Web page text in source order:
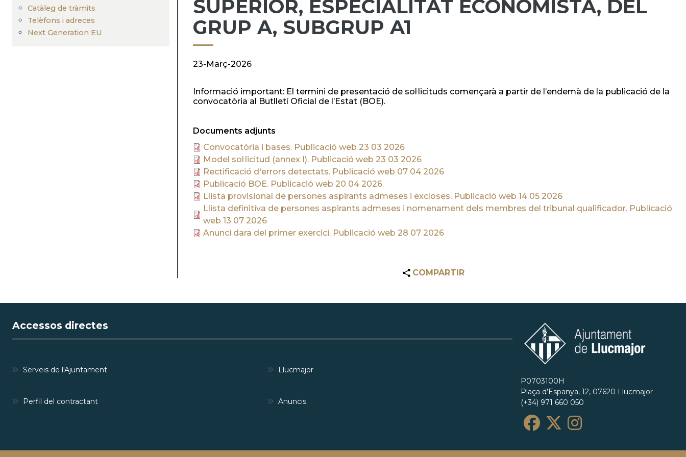
Catàleg de tràmits
Telèfons i adreces
Next Generation EU
SUPERIOR, ESPECIALITAT ECONOMISTA, DEL
GRUP A, SUBGRUP A1
23-Març-2026
Informació important: El termini de presentació de sol·licituds començarà a partir de l’endemà de la publicació de la
convocatòria al Butlletí Oficial de l’Estat (BOE).
Documents adjunts
Convocatòria i bases. Publicació web 23 03 2026
Model sol·licitud (annex I). Publicació web 23 03 2026
Rectificació d'errors detectats. Publicació web 07 04 2026
Publicació BOE. Publicació web 20 04 2026
Llista provisional de persones aspirants admeses i excloses. Publicació web 14 05 2026
Llista definitiva de persones aspirants admeses i nomenament dels membres del tribunal qualificador. Publicació
web 13 07 2026
Anunci dara del primer exercici. Publicació web 28 07 2026
COMPARTIR
Accessos directes
Serveis de l'Ajuntament Llucmajor
Perfil del contractant Anuncis
P0703100H
Plaça d’Espanya, 12, 07620 Llucmajor
(+34) 971 660 050